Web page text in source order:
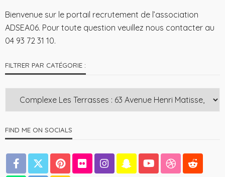
Bienvenue sur le portail recrutement de l’association
ADSEA06. Pour toute question veuillez nous contacter au
04 93 72 31 10.
FILTRER PAR CATÉGORIE :
FIND ME ON SOCIALS